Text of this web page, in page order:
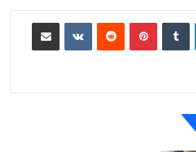
لينكدإن بينتيريست
مشاركة عبر البريد